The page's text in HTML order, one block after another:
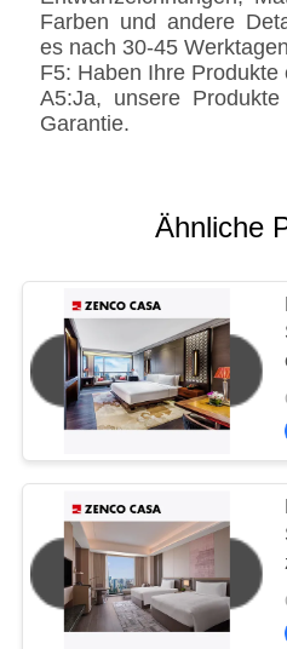
Farben und andere
es nach 30-45
F5: Haben Ihre
A5:Ja, unsere
Garantie.
Ähnliche